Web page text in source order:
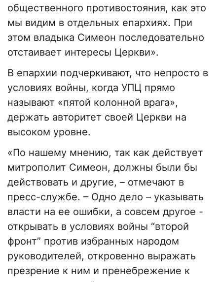
общественного противостояния, как это
мы видим в отдельных епархиях. При
этом владыка Симеон последовательно
отстаивает интересы Церкви».
В епархии подчеркивают, что непросто в
условиях войны, когда УПЦ прямо
называют «пятой колонной врага»,
держать авторитет своей Церкви на
высоком уровне.
«По нашему мнению, так как действует
митрополит Симеон, должны были бы
действовать и другие, – отмечают в
пресс-службе. – Одно дело – указывать
власти на ее ошибки, а совсем другое -
открывать в условиях войны “второй
фронт” против избранных народом
руководителей, откровенно выражать
презрение к ним и пренебрежение к